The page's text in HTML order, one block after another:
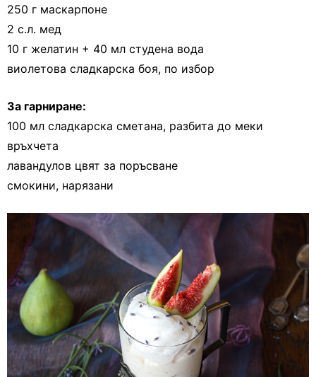
250 г маскарпоне
2 с.л. мед
10 г желатин + 40 мл студена вода
виолетова сладкарска боя, по избор
За гарниране:
100 мл сладкарска сметана, разбита до меки
връхчета
лавандулов цвят за поръсване
смокини, нарязани